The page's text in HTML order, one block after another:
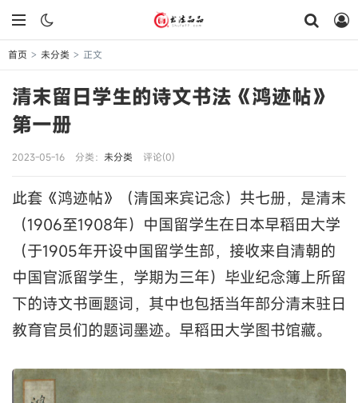
首页 > 未分类 > 正文
清末留日学生的诗文书法《鸿迹帖》
第一册
2023-05-16 分类： 未分类 评论(0)
此套《鸿迹帖》（清国来宾记念）共七册，是清末
（1906至1908年）中国留学生在日本早稻田大学
（于1905年开设中国留学生部，接收来自清朝的
中国官派留学生，学期为三年）毕业纪念簿上所留
下的诗文书画题词，其中也包括当年部分清末驻日
教育官员们的题词墨迹。早稻田大学图书馆藏。